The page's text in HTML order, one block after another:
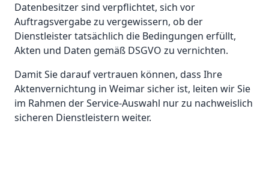
Datenbesitzer sind verpflichtet, sich vor
Auftragsvergabe zu vergewissern, ob der
Dienstleister tatsächlich die Bedingungen erfüllt,
Akten und Daten gemäß DSGVO zu vernichten.
Damit Sie darauf vertrauen können, dass Ihre
Aktenvernichtung in Weimar sicher ist, leiten wir Sie
im Rahmen der Service-Auswahl nur zu nachweislich
sicheren Dienstleistern weiter.